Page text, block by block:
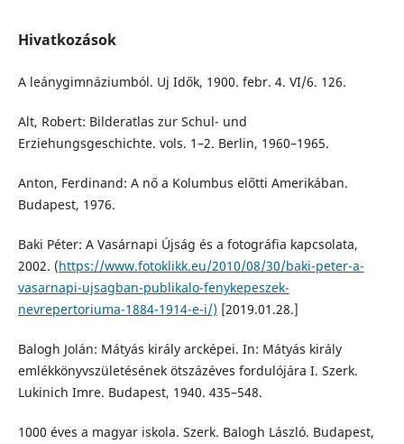
Hivatkozások
A leánygimnáziumból. Uj Idők, 1900. febr. 4. VI/6. 126.
Alt, Robert: Bilderatlas zur Schul- und
Erziehungsgeschichte. vols. 1–2. Berlin, 1960–1965.
Anton, Ferdinand: A nő a Kolumbus előtti Amerikában.
Budapest, 1976.
Baki Péter: A Vasárnapi Újság és a fotográfia kapcsolata,
2002. (https://www.fotoklikk.eu/2010/08/30/baki-peter-a-
vasarnapi-ujsagban-publikalo-fenykepeszek-
nevrepertoriuma-1884-1914-e-i/) [2019.01.28.]
Balogh Jolán: Mátyás király arcképei. In: Mátyás király
emlékkönyvszületésének ötszázéves fordulójára I. Szerk.
Lukinich Imre. Budapest, 1940. 435–548.
1000 éves a magyar iskola. Szerk. Balogh László. Budapest,